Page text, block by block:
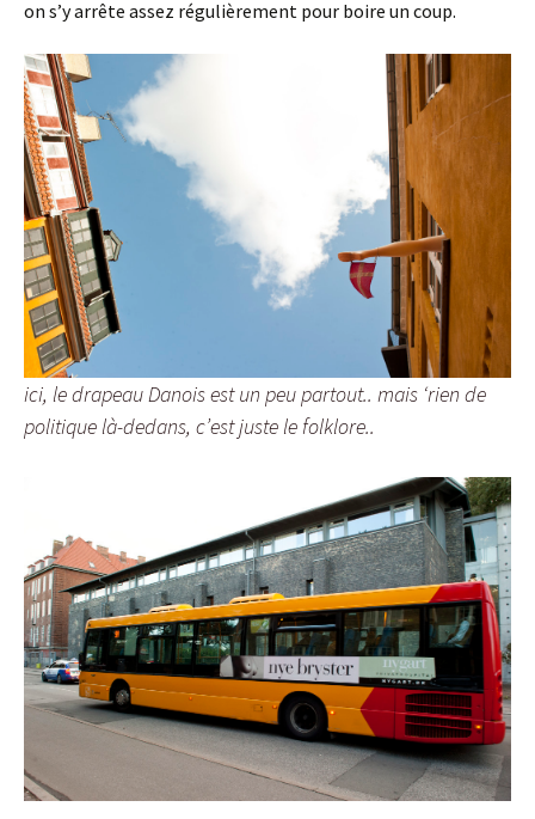
on s’y arrête assez régulièrement pour boire un coup.
ici, le drapeau Danois est un peu partout.. mais ‘rien de
politique là-dedans, c’est juste le folklore..